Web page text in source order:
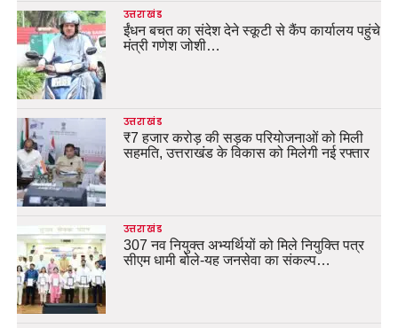
उत्तराखंड
ईंधन बचत का संदेश देने स्कूटी से कैंप कार्यालय पहुंचे
मंत्री गणेश जोशी…
उत्तराखंड
₹7 हजार करोड़ की सड़क परियोजनाओं को मिली
सहमति, उत्तराखंड के विकास को मिलेगी नई रफ्तार
उत्तराखंड
307 नव नियुक्त अभ्यर्थियों को मिले नियुक्ति पत्र
सीएम धामी बोले-यह जनसेवा का संकल्प…